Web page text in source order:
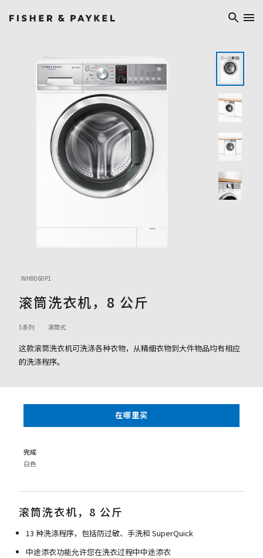
WH8060P1
滚筒洗衣机，8 公斤
5系列 滚筒式
这款滚筒洗衣机可洗涤各种衣物，从精细衣物到大件物品均有相应
的洗涤程序。
完成
白色
在哪里买
滚筒洗衣机，8 公斤
13 种洗涤程序，包括防过敏、手洗和 SuperQuick
中途添衣功能允许您在洗衣过程中中途添衣